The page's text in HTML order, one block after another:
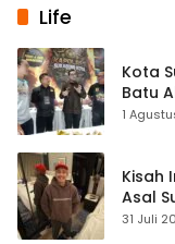
Life
Kota
Batu
1
Kisah
Asal
31 Juli